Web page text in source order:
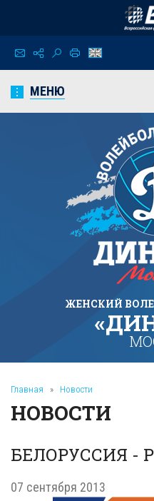
МЕНЮ
ЖЕНСКИЙ
Главная » Новости
НОВОСТИ
БЕЛОРУССИЯ -
07 сентября 2013